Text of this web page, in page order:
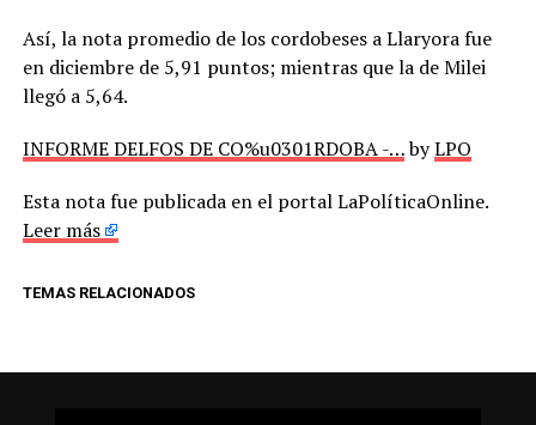
Así, la nota promedio de los cordobeses a Llaryora fue
en diciembre de 5,91 puntos; mientras que la de Milei
llegó a 5,64.
INFORME DELFOS DE CO%u0301RDOBA -…byLPO
Esta nota fue publicada en el portal LaPolíticaOnline.
Leer más
TEMAS RELACIONADOS